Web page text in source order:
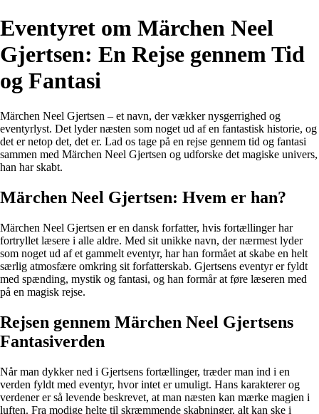
Eventyret om Märchen Neel
Gjertsen: En Rejse gennem Tid
og Fantasi
Märchen Neel Gjertsen – et navn, der vækker nysgerrighed og
eventyrlyst. Det lyder næsten som noget ud af en fantastisk historie, og
det er netop det, det er. Lad os tage på en rejse gennem tid og fantasi
sammen med Märchen Neel Gjertsen og udforske det magiske univers,
han har skabt.
Märchen Neel Gjertsen: Hvem er han?
Märchen Neel Gjertsen er en dansk forfatter, hvis fortællinger har
fortryllet læsere i alle aldre. Med sit unikke navn, der nærmest lyder
som noget ud af et gammelt eventyr, har han formået at skabe en helt
særlig atmosfære omkring sit forfatterskab. Gjertsens eventyr er fyldt
med spænding, mystik og fantasi, og han formår at føre læseren med
på en magisk rejse.
Rejsen gennem Märchen Neel Gjertsens
Fantasiverden
Når man dykker ned i Gjertsens fortællinger, træder man ind i en
verden fyldt med eventyr, hvor intet er umuligt. Hans karakterer og
verdener er så levende beskrevet, at man næsten kan mærke magien i
luften. Fra modige helte til skræmmende skabninger, alt kan ske i